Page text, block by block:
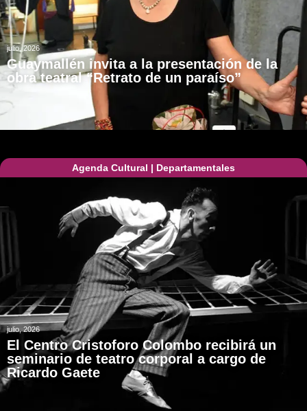
julio, 2026
Guaymallén invita a la presentación de la
obra teatral “Retrato de un paraíso”
Agenda Cultural | Departamentales
julio, 2026
El Centro Cristoforo Colombo recibirá un
seminario de teatro corporal a cargo de
Ricardo Gaete